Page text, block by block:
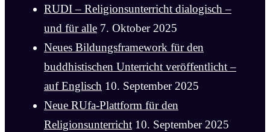
RUDI – Religionsunterricht dialogisch –
und für alle 7. Oktober 2025
Neues Bildungsframework für den
buddhistischen Unterricht veröffentlicht –
auf Englisch 10. September 2025
Neue RUfa-Plattform für den
Religionsunterricht 10. September 2025